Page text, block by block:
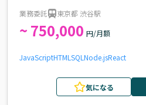
業務委託 東京都 渋谷駅
~ 750,000 円/月額
JavaScriptHTML SQL Node.jsReact
気になる